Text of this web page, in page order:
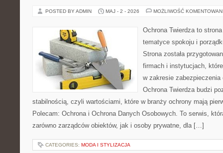
POSTED BY ADMIN MAJ - 2 - 2026 MOŻLIWOŚĆ
Ochrona Twierdza to
tematyce spokoju i
Strona została
firmach i instytucjach,
w zakresie
Ochrona Twierdza budzi
stabilnością, czyli wartościami, które w branży ochrony mają
Polecam: Ochrona i Ochrona Danych Osobowych. To serwis,
zarówno zarządców obiektów, jak i osoby prywatne, dla […]
CATEGORIES: MODA I STYLIZACJA